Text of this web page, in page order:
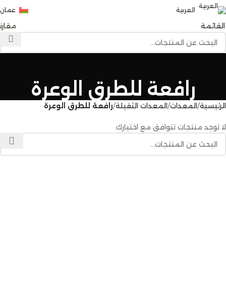
العربية عمان
القائمة
رافعة للطرق الوعرة
الرئيسية المعدات المعدات الثقيلة رافعة للطرق الوعرة
لا توجد منتجات تتوافق مع اختيارك.